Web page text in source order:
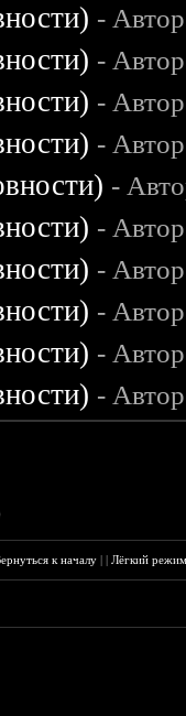
-
-
-
-
-
-
-
-
-
-
к началу ||Лёгкий